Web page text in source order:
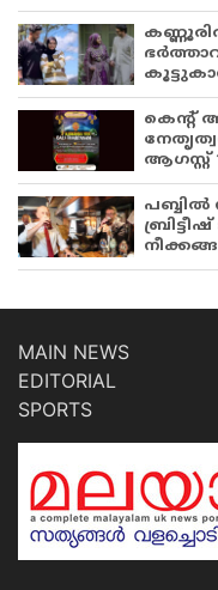
കെന്റ്
ആഗസ്റ്റ്
പബ്ബില്‍
MAIN NEWS
EDITORIAL
SPORTS